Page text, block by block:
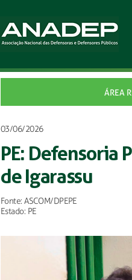
ÁREA
03/06/2026
PE: Defensoria
de Igarassu
Fonte: ASCOM/DPEPE
Estado: PE